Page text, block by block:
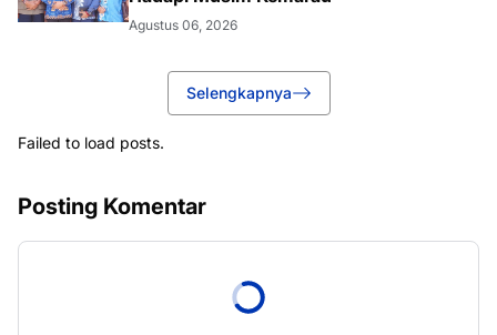
Agustus 06, 2026
Selengkapnya
Failed to load posts.
Posting Komentar